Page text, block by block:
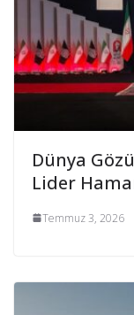
Dünya
Lider
Temmuz 3, 2026